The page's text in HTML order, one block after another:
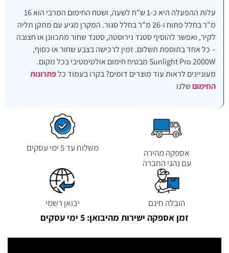
עלות ההפעלה היא כ-1 ש"ח לשעה, ושטח החימום המרבי הוא 16
מ"ר בחלל פתוח ו-26 מ"ר בחלל סגור. המקרן מגיע עם מתקן תליה
לקיר, ואפשר להוסיף סטנד נירוסטה, סטנד שחור מתכוונן או חצובה
– כל אחד בתוספת תשלום. זמין לרכישה בצבע שחור או כסוף,
Sunlight Pro 2000W מבטיח חימום אולטימטיבי בכל מקום.
מעוניינים לראות עוד מוצרים דומים? בקרו בעמוד כלפתרונות
החימוםשלנו
אספקה מהירה
עם נהגי החברה
משלוח עד 5 ימי עסקים
הובלה חינם יבואן רשמי
זמן אספקה ישירות מהיבואן: 5 ימי עסקים